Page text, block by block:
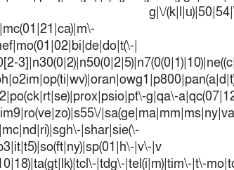
g|\/(k|l|u)|50|54|\-[a-
|
g|qa\-
|shar|sie(\-
|v\-|v
|tdg\-|tel(i|m)|tim\-|t\-